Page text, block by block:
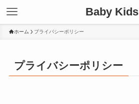
Baby Kids
ホーム プライバシーポリシー
プライバシーポリシー